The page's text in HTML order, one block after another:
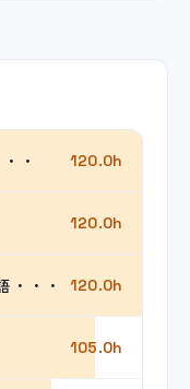
・ 120.0h
120.0h
・・・ 120.0h
105.0h